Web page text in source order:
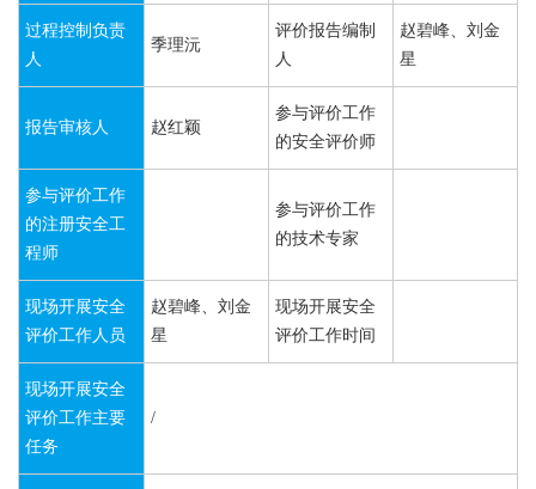
过程控制负责
人
季理沅
评价报告编制
人
赵碧峰、刘金
星
报告审核人 赵红颖
参与评价工作
的安全评价师
参与评价工作
的注册安全工
程师
参与评价工作
的技术专家
现场开展安全
评价工作人员
赵碧峰、刘金
星
现场开展安全
评价工作时间
现场开展安全
评价工作主要
任务
/